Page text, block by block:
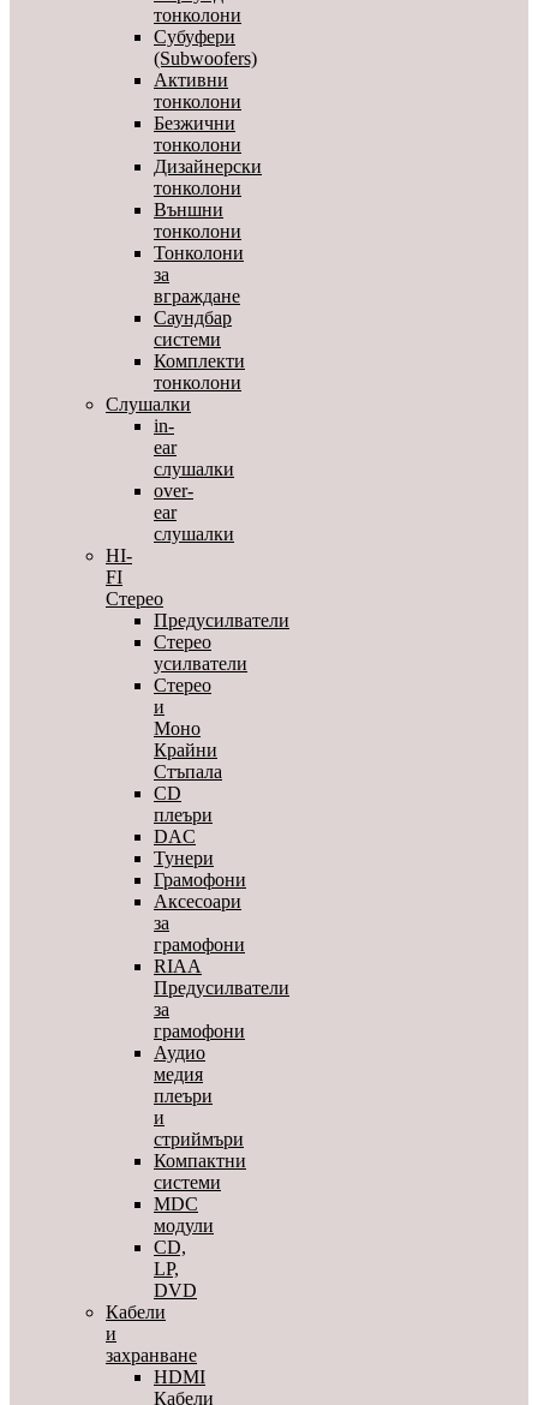
тонколони
Субуфери
(Subwoofers)
Активни
тонколони
Безжични
тонколони
Дизайнерски
тонколони
Външни
тонколони
Тонколони
за
вграждане
Саундбар
системи
Комплекти
тонколони
Слушалки
in-
ear
слушалки
over-
ear
слушалки
HI-
FI
Стерео
Предусилватели
Стерео
усилватели
Стерео
и
Моно
Крайни
Стъпала
CD
плеъри
DAC
Тунери
Грамофони
Аксесоари
за
грамофони
RIAA
Предусилватели
за
грамофони
Аудио
медия
плеъри
и
стриймъри
Компактни
системи
MDC
модули
CD,
LP,
DVD
Кабели
и
захранване
HDMI
Кабели